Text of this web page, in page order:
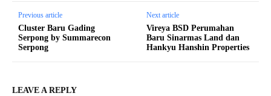
Previous article
Cluster Baru Gading
Serpong by Summarecon
Serpong
Next article
Vireya BSD Perumahan
Baru Sinarmas Land dan
Hankyu Hanshin Properties
LEAVE A REPLY